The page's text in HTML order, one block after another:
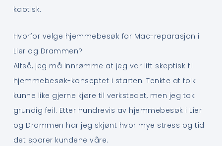
kaotisk.
Hvorfor velge hjemmebesøk for Mac-reparasjon i
Lier og Drammen?
Altså, jeg må innrømme at jeg var litt skeptisk til
hjemmebesøk-konseptet i starten. Tenkte at folk
kunne like gjerne kjøre til verkstedet, men jeg tok
grundig feil. Etter hundrevis av hjemmebesøk i Lier
og Drammen har jeg skjønt hvor mye stress og tid
det sparer kundene våre.